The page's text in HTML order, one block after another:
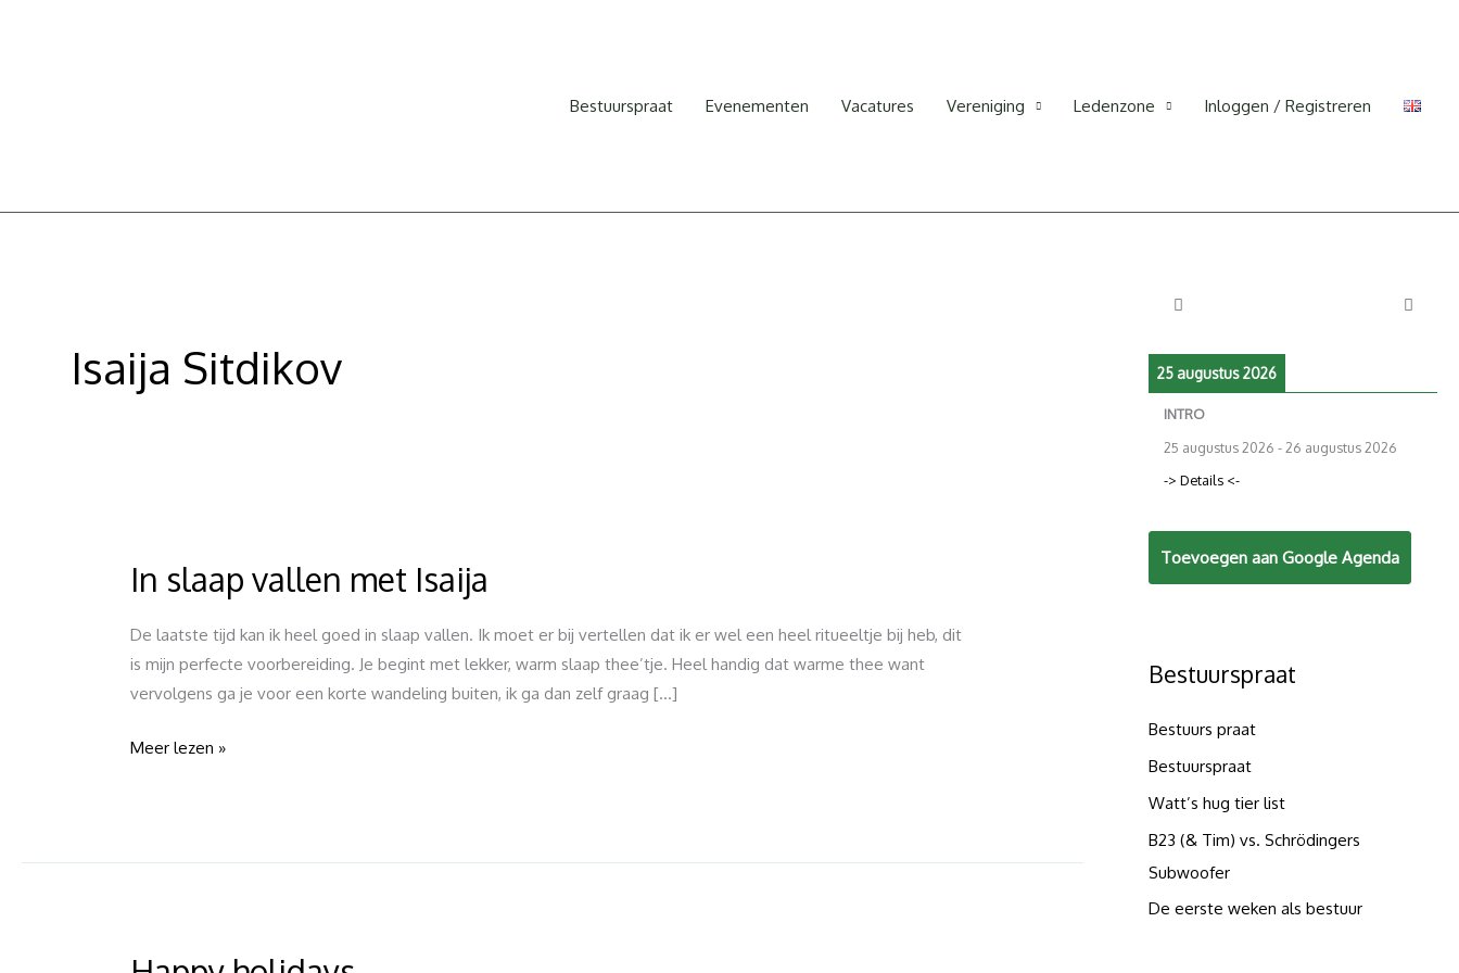
Bestuurspraat Evenementen Vacatures Vereniging Ledenzone Inloggen / Registreren
Isaija Sitdikov
In slaap vallen met Isaija
De laatste tijd kan ik heel goed in slaap vallen. Ik moet er bij vertellen dat ik er wel een heel ritueeltje bij heb, dit
is mijn perfecte voorbereiding. Je begint met lekker, warm slaap thee’tje. Heel handig dat warme thee want
vervolgens ga je voor een korte wandeling buiten, ik ga dan zelf graag […]
In
vallen
met
Isaija
Meer lezen »
Happy
25 augustus 2026
INTRO
25 augustus 2026 -26 augustus 2026
-> Details <-
Toevoegen aan Google Agenda
Bestuurspraat
Bestuurs praat
Bestuurspraat
Watt’s hug tier list
B23 (& Tim) vs. Schrödingers
Subwoofer
De eerste weken als bestuur